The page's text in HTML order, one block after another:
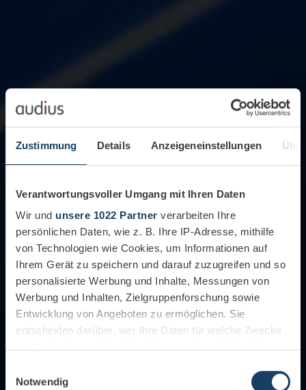
Zustimmung Details Anzeigeneinstellungen
Verantwortungsvoller Umgang mit Ihren Daten
Wir und unsere 1022 Partner verarbeiten Ihre
persönlichen Daten, wie z. B. Ihre IP-Adresse, mithilfe
von Technologien wie Cookies, um Informationen auf
Ihrem Gerät zu speichern und darauf zuzugreifen und so
personalisierte Werbung und Inhalte, Messungen von
Werbung und Inhalten, Zielgruppenforschung sowie
Entwicklung von Angeboten zu ermöglichen. Sie
entscheiden darüber, wer Ihre Daten für welche Zwecke
Trigger Symbol ändern oder widerrufen
Notwendig